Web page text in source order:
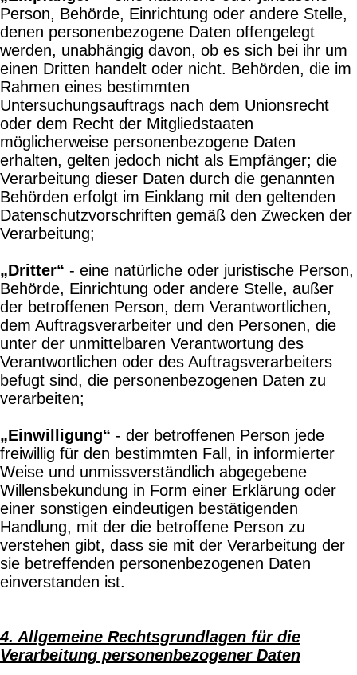
Person, Behörde, Einrichtung oder andere Stelle,
denen personenbezogene Daten offengelegt
werden, unabhängig davon, ob es sich bei ihr um
einen Dritten handelt oder nicht. Behörden, die im
Rahmen eines bestimmten
Untersuchungsauftrags nach dem Unionsrecht
oder dem Recht der Mitgliedstaaten
möglicherweise personenbezogene Daten
erhalten, gelten jedoch nicht als Empfänger; die
Verarbeitung dieser Daten durch die genannten
Behörden erfolgt im Einklang mit den geltenden
Datenschutzvorschriften gemäß den Zwecken der
Verarbeitung;
„Dritter“ - eine natürliche oder juristische Person,
Behörde, Einrichtung oder andere Stelle, außer
der betroffenen Person, dem Verantwortlichen,
dem Auftragsverarbeiter und den Personen, die
unter der unmittelbaren Verantwortung des
Verantwortlichen oder des Auftragsverarbeiters
befugt sind, die personenbezogenen Daten zu
verarbeiten;
„Einwilligung“ - der betroffenen Person jede
freiwillig für den bestimmten Fall, in informierter
Weise und unmissverständlich abgegebene
Willensbekundung in Form einer Erklärung oder
einer sonstigen eindeutigen bestätigenden
Handlung, mit der die betroffene Person zu
verstehen gibt, dass sie mit der Verarbeitung der
sie betreffenden personenbezogenen Daten
einverstanden ist.
4. Allgemeine Rechtsgrundlagen für die
Verarbeitung personenbezogener Daten